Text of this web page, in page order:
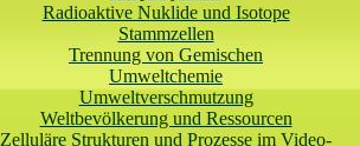
Radioaktive Nuklide und Isotope
Stammzellen
Trennung von Gemischen
Umweltchemie
Umweltverschmutzung
Weltbevölkerung und Ressourcen
Zelluläre Strukturen und Prozesse im Video-